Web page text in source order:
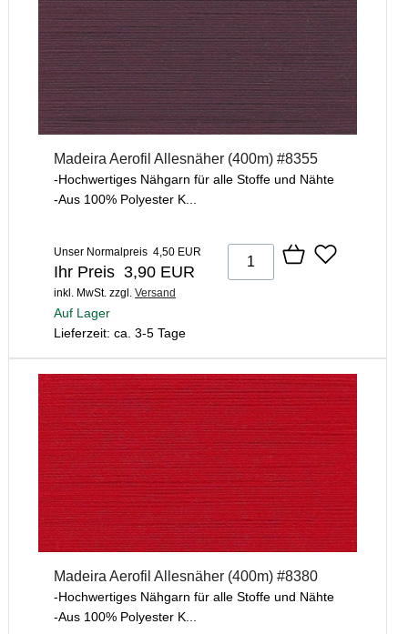
Madeira Aerofil Allesnäher (400m) #8355
-Hochwertiges Nähgarn für alle Stoffe und Nähte
-Aus 100% Polyester K...
Unser Normalpreis 4,50 EUR
Ihr Preis 3,90 EUR
inkl. MwSt. zzgl. Versand
Auf Lager
Lieferzeit: ca. 3-5 Tage
Madeira Aerofil Allesnäher (400m) #8380
-Hochwertiges Nähgarn für alle Stoffe und Nähte
-Aus 100% Polyester K...